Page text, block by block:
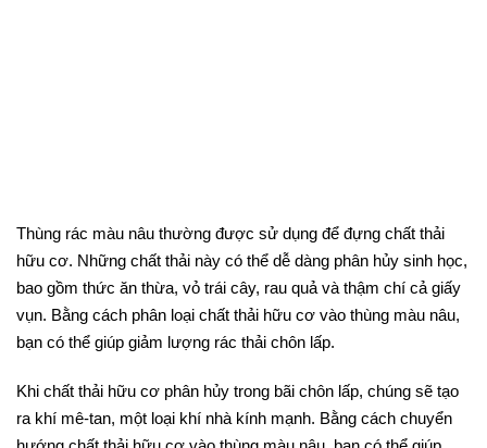
Thùng rác màu nâu thường được sử dụng để đựng chất thải
hữu cơ. Những chất thải này có thể dễ dàng phân hủy sinh học,
bao gồm thức ăn thừa, vỏ trái cây, rau quả và thậm chí cả giấy
vụn. Bằng cách phân loại chất thải hữu cơ vào thùng màu nâu,
bạn có thể giúp giảm lượng rác thải chôn lấp.
Khi chất thải hữu cơ phân hủy trong bãi chôn lấp, chúng sẽ tạo
ra khí mê-tan, một loại khí nhà kính mạnh. Bằng cách chuyển